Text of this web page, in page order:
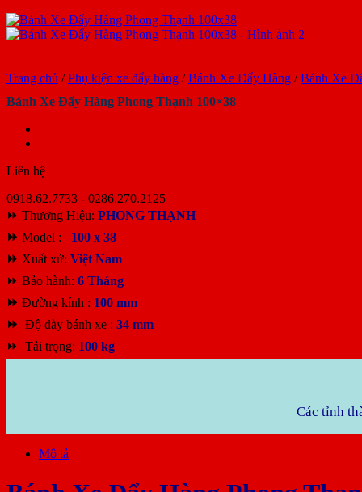
Trang chủ / Phụ kiện xe đẩy hàng / Bánh Xe Đẩy Hàng / Bánh Xe
Bánh Xe Đẩy Hàng Phong Thạnh 100×38
Liên hệ
0918.62.7733 - 0286.270.2125
⏩ Thương Hiệu: PHONG THẠNH
⏩ Model : 100 x 38
⏩ Xuất xứ: Việt Nam
⏩ Bảo hành: 6 Tháng
⏩ Đường kính : 100 mm
⏩ Độ dày bánh xe : 34 mm
⏩ Tải trọng: 100 kg
Các tỉnh
Mô tả